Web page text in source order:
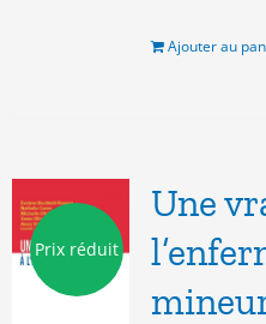
9.00€.
Ajouter au
Prix réduit
Une